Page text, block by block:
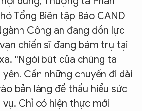
Tổng Biên tập Báo CAND
Công an đang dồn lực
chiến sĩ đang bám trụ tại
"Ngòi bút của chúng ta
Cần những chuyến đi dài
bản làng để thấu hiểu sức
vụ. Chỉ có hiện thực mới